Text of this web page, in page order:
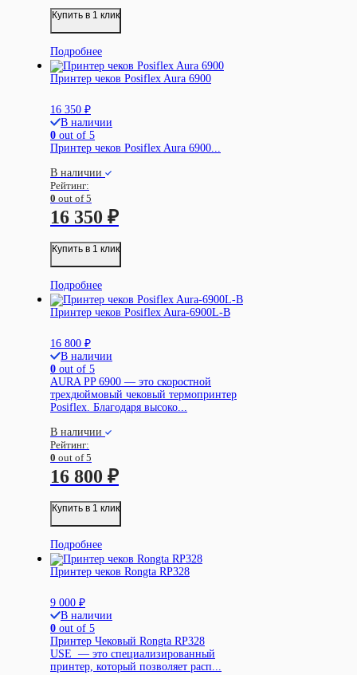
Купить в 1 клик
Подробнее
Принтер чеков Posiflex Aura 6900
16 350 ₽
В наличии
0 out of 5
Принтер чеков Posiflex Aura 6900...
В наличии
Рейтинг:
0 out of 5
16 350 ₽
Купить в 1 клик
Подробнее
Принтер чеков Posiflex Aura-6900L-B
16 800 ₽
В наличии
0 out of 5
AURA PP 6900 — это скоростной
трехдюймовый чековый термопринтер
Posiflex. Благодаря высоко...
В наличии
Рейтинг:
0 out of 5
16 800 ₽
Купить в 1 клик
Подробнее
Принтер чеков Rongta RP328
9 000 ₽
В наличии
0 out of 5
Принтер Чековый Rongta RP328
USE — это специализированный
принтер, который позволяет расп...